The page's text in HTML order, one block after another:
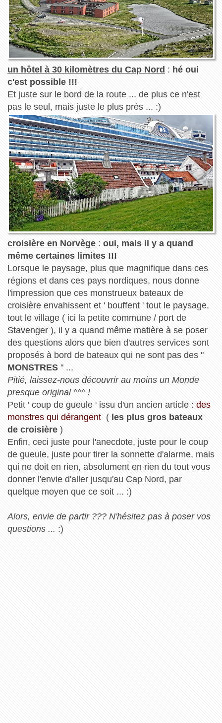
un hôtel à 30 kilomètres du Cap Nord : hé oui
c'est possible !!!
Et juste sur le bord de la route ... de plus ce n'est
pas le seul, mais juste le plus près ... :)
croisière en Norvège: oui, mais il y a quand
même certaines limites !!!
Lorsque le paysage, plus que magnifique dans ces
régions et dans ces pays nordiques, nous donne
l'impression que ces monstrueux bateaux de
croisière envahissent et ' bouffent ' tout le paysage,
tout le village ( ici la petite commune / port de
Stavenger ), il y a quand même matière à se poser
des questions alors que bien d'autres services sont
proposés à bord de bateaux qui ne sont pas des "
MONSTRES" ...
Pitié, laissez-nous découvrir au moins un Monde
presque original ^^^ !
Petit ' coup de gueule ' issu d'un ancien article : des
monstres qui dérangent( les plus gros bateaux
de croisière)
Enfin, ceci juste pour l'anecdote, juste pour le coup
de gueule, juste pour tirer la sonnette d'alarme, mais
qui ne doit en rien, absolument en rien du tout vous
donner l'envie d'aller jusqu'au Cap Nord, par
quelque moyen que ce soit ... :)
Alors, envie de partir ??? N'hésitez pas à poser vos
questions ... :)